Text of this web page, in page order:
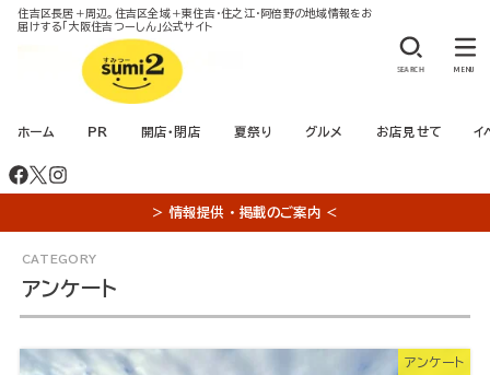
住吉区長居＋周辺。住吉区全域＋東住吉・住之江・阿倍野の地域情報をお
届けする「大阪住吉つーしん」公式サイト
ホーム PR 開店・閉店 夏祭り グルメ お店見せて イ
SEARCH MENU
＞ 情報提供 ・ 掲載のご案内 ＜
アンケート
アンケート